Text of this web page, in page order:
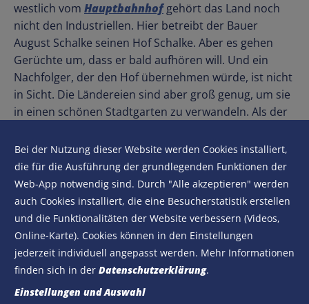
westlich vom Hauptbahnhofgehört das Land noch
nicht den Industriellen. Hier betreibt der Bauer
August Schalke seinen Hof Schalke. Aber es gehen
Gerüchte um, dass er bald aufhören will. Und ein
Nachfolger, der den Hof übernehmen würde, ist nicht
in Sicht. Die Ländereien sind aber groß genug, um sie
in einen schönen Stadtgarten zu verwandeln. Als der
Bauer tatsächlich bereit, ihn zu verkaufen. Nur ein
Jahr später, pünktlich zum 100. Geburtstag von Kaiser
Wilhelm dem Ersten, wird der neue Park auf dem
ehemaligen Hof Schalke eröffnet.
Ursprünglich ist Schalke also kein Verein oder
Stadtteil, sondern eine alte Bauernfamilie aus der
Gegend. Seit 1332 lebte die Familie Schalke auf dem
Hof, der später zum Stadtgarten werden sollte. Er lag
ungefähr dort, wo heute die beiden Hoteltürme in
Bei der Nutzung dieser Website werden Cookies installiert,
die für die Ausführung der grundlegenden Funktionen der
Web-App notwendig sind. Durch "Alle akzeptieren" werden
auch Cookies installiert, die eine Besucherstatistik erstellen
und die Funktionalitäten der Website verbessern (Videos,
Online-Karte). Cookies können in den Einstellungen
jederzeit individuell angepasst werden. Mehr Informationen
finden sich in der Datenschutzerklärung.
Einstellungen und Auswahl